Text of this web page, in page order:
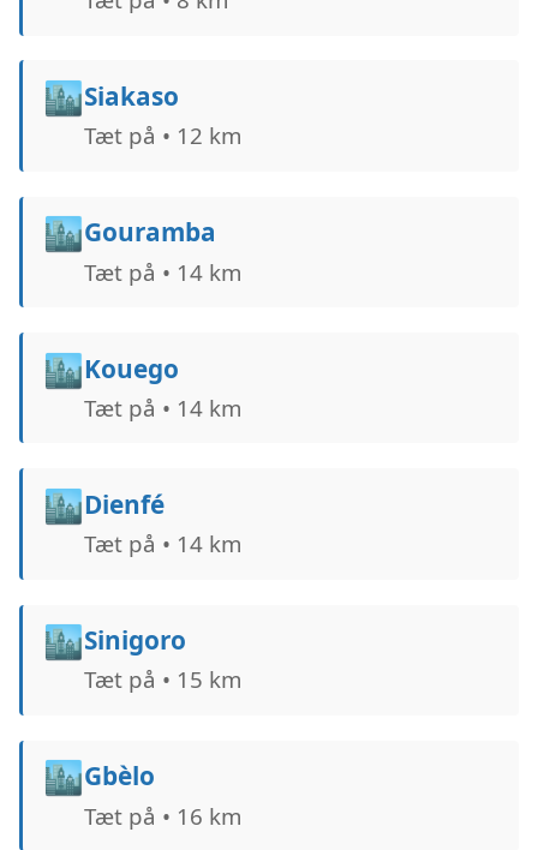
🏙️Siakaso
Tæt på • 12 km
🏙️Gouramba
Tæt på • 14 km
🏙️Kouego
Tæt på • 14 km
🏙️Dienfé
Tæt på • 14 km
🏙️Sinigoro
Tæt på • 15 km
🏙️Gbèlo
Tæt på • 16 km